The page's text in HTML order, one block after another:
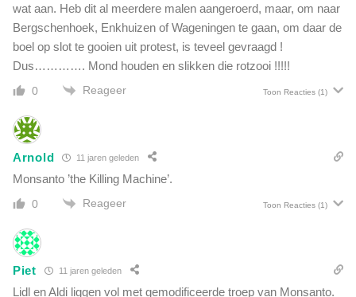
i
j
i
s
e
d
a
a
d
e
n
a
d
s
e
b
e
t
a
a
n
wat aan. Heb dit al meerdere malen aangeroerd, maar, om naar
Bergschenhoek, Enkhuizen of Wageningen te gaan, om daar de
boel op slot te gooien uit protest, is teveel gevraagd !
Dus…………. Mond houden en slikken die rotzooi !!!!!
0 Reageer Toon Reacties (1)
Arnold 11 jaren geleden
Monsanto ’the Killing Machine’.
0 Reageer Toon Reacties (1)
Piet 11 jaren geleden
Lidl en Aldi liggen vol met gemodificeerde troep van Monsanto.